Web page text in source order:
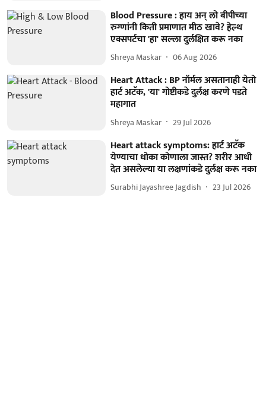
Blood Pressure : हाय अन् लो बीपीच्या
रुग्णांनी किती प्रमाणात मीठ खावे? हेल्थ
एक्सपर्टचा 'हा' सल्ला दुर्लक्षित करू नका
Shreya Maskar 06 Aug 2026
Heart Attack : BP नॉर्मल असतानाही येतो
हार्ट अटॅक, 'या' गोष्टीकडे दुर्लक्ष करणे पडते
महागात
Shreya Maskar 29 Jul 2026
Heart attack symptoms: हार्ट अटॅक
येण्याचा धोका कोणाला जास्त? शरीर आधी
देत असलेल्या या लक्षणांकडे दुर्लक्ष करू नका
Surabhi Jayashree Jagdish 23 Jul 2026